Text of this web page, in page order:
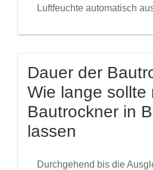
Luftfeuchte automatisch
Dauer der
Wie lange sollte
Bautrockner in
lassen
Durchgehend bis die